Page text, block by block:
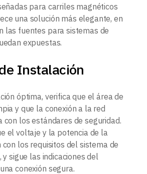
para carriles magnéticos
una solución más elegante, en
las fuentes para sistemas de
expuestas.
Instalación
óptima, verifica que el área de
y que la conexión a la red
los estándares de seguridad.
el voltaje y la potencia de la
los requisitos del sistema de
sigue las indicaciones del
conexión segura.